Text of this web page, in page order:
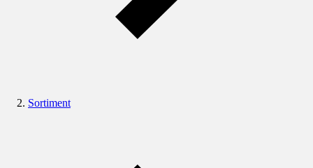
Sortiment